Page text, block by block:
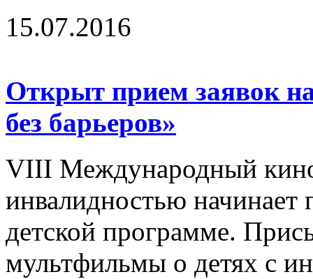
15.07.2016
Открыт прием заявок
без барьеров»
VIII Международный
инвалидностью начинает
детской программе.
мультфильмы о детях с